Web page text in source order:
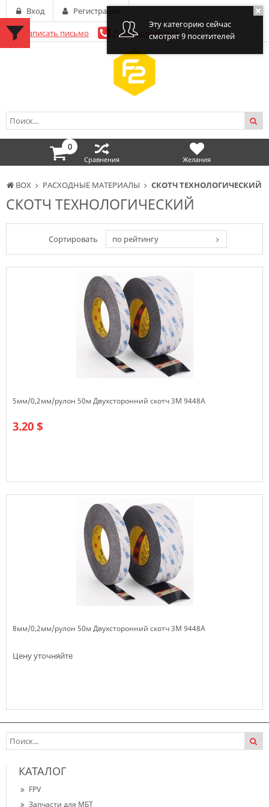
BOX РАСХОДНЫЕ МАТЕРИАЛЫ СКОТЧ ТЕХНОЛОГИЧЕСКИЙ
СКОТЧ ТЕХНОЛОГИЧЕСКИЙ
Сортировать по рейтингу
5мм/0,2мм/рулон 50м Двухсторонний скотч 3M 9448А
3.20 $
8мм/0,2мм/рулон 50м Двухсторонний скотч 3M 9448A
Цену уточняйте
Написать письмо Перезвоните мне
Вход Регистрация
0
Сравнения Желания
Эту категорию сейчас
смотрят 9 посетителей
КАТАЛОГ
FPV
Запчасти для МБТ